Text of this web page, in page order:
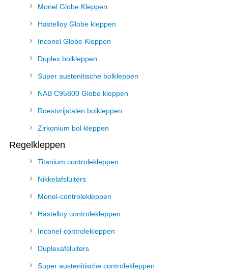
Monel Globe Kleppen
Hastelloy Globe kleppen
Inconel Globe Kleppen
Duplex bolkleppen
Super austenitische bolkleppen
NAB C95800 Globe kleppen
Roestvrijstalen bolkleppen
Zirkonium bol kleppen
Regelkleppen
Titanium controlekleppen
Nikkelafsluiters
Monel-controlekleppen
Hastelloy controlekleppen
Inconel-controlekleppen
Duplexafsluiters
Super austenitische controlekleppen